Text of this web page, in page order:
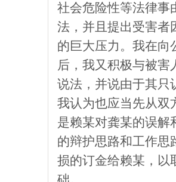
社会危险性等法律事
法，并且提出受害者
的巨大压力。我在向
后，我又积极与被害
说法，并说由于其只
我认为也应当先从双
是赖某对龚某的误解
的辩护思路和工作思
损的订金给赖某，以